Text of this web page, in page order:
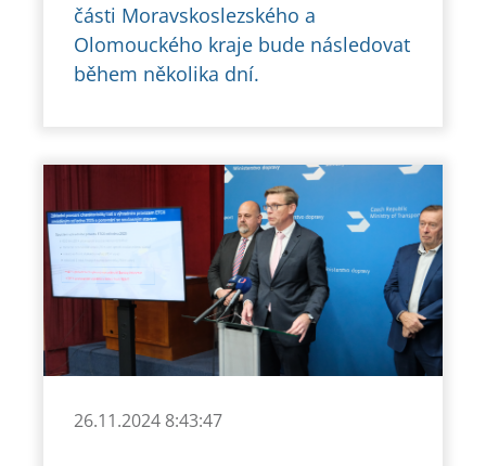
části Moravskoslezského a
Olomouckého kraje bude následovat
během několika dní.
26.11.2024 8:43:47